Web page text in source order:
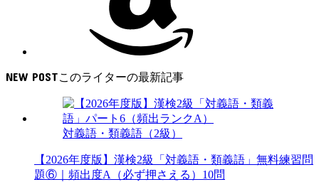
NEW POST
対義語・類義語（2級）
【2026年度版】漢検2級「対義語・類義語」無料練習問
題⑥｜頻出度A（必ず押さえる）10問